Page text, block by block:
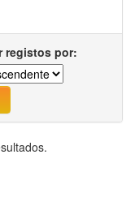
registos por: